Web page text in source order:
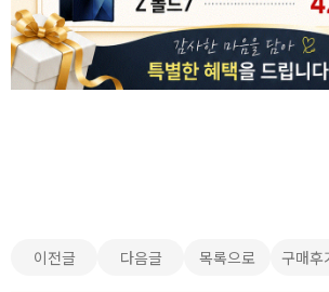
이전글 다음글 목록으로 구매후